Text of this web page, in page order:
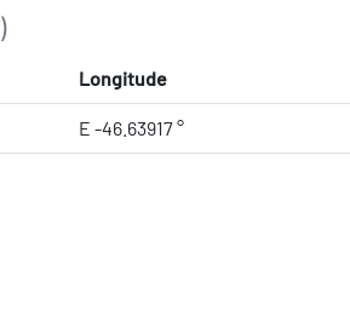
Longitude
E -46.63917 °